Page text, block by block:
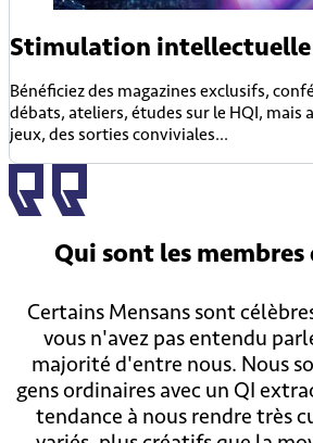
Stimulation intellectuelle
Bénéficiez des magazines exclusifs,
débats, ateliers, études sur le HQI, mais
jeux, des sorties conviviales...
Qui sont les membres
Certains Mensans sont
vous n'avez pas entendu
majorité d'entre nous. Nous
gens ordinaires avec un QI
tendance à nous rendre très